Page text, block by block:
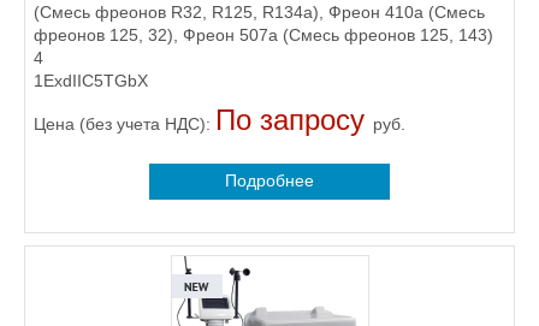
(Смесь фреонов R32, R125, R134a), Фреон 410а (Смесь
фреонов 125, 32), Фреон 507а (Смесь фреонов 125, 143)
4
1ExdIIC5TGbX
Цена (без учета НДС): По запросу руб.
Подробнее